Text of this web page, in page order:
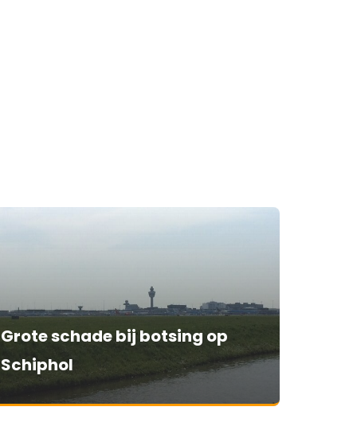
Grote schade bij botsing op
Schiphol